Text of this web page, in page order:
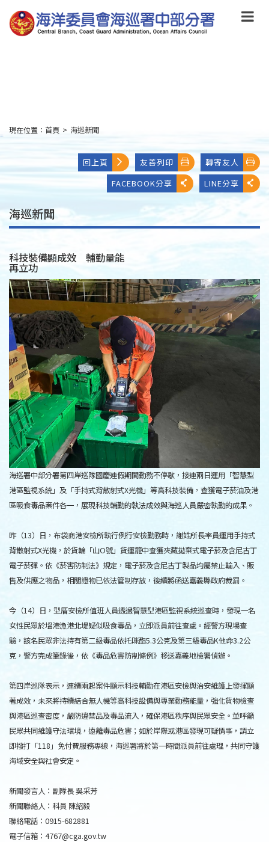
到
主
要
:::
現在位置： 首頁 > 海巡新聞
回上頁 友善列印
轉寄友人
FACEBOOK分享
LINE分享
海巡新聞
科技裝備顯成效 輔勤量能
再立功
海巡署中部分署第四岸巡隊國慶連假期間勤務不停歇，接連兩日運用「智慧型
港區監視系統」及「手持式背散射式X光機」等高科技裝備，查獲電子菸油及港
區吸食毒品案件各一，展現科技輔勤的執法成效與海巡人員嚴密執勤的成果。
昨（13）日，布袋商港安檢所執行例行安檢勤務時，謝姓所長率員運用手持式
背散射式X光機，於貨輪「山O號」貨運籠中查獲夾藏拋棄式電子菸及含尼古丁
電子菸彈。依《菸害防制法》規定，電子菸及含尼古丁製品均屬禁止輸入、販
售及供應之物品，相關證物已依法管制存放，後續將函送嘉義縣政府裁罰。
今（14）日，型厝安檢所值班人員透過智慧型港區監視系統巡查時，發現一名
女性民眾於塭港漁港北堤疑似吸食毒品，立即派員前往查處。經警方現場查
驗，該名民眾非法持有第二級毒品依托咪酯5.3公克及第三級毒品K他命3.2公
克，警方完成筆錄後，依《毒品危害防制條例》移送嘉義地檢署偵辦。
第四岸巡隊表示，連續兩起案件顯示科技輔勤在港區安檢與治安維護上發揮顯
著成效，未來將持續結合無人機等高科技設備與專業勤務能量，強化貨物檢查
與港區巡查密度，嚴防違禁品及毒品流入，確保港區秩序與民眾安全。並呼籲
民眾共同維護守法環境，遠離毒品危害；如於岸際或港區發現可疑情事，請立
即撥打「118」免付費服務專線，海巡署將於第一時間派員前往處理，共同守護
海域安全與社會安定。
新聞發言人：副隊長 吳采芳
新聞聯絡人：科員 陳紹毅
聯絡電話：0915-682881
電子信箱：4767@cga.gov.tw